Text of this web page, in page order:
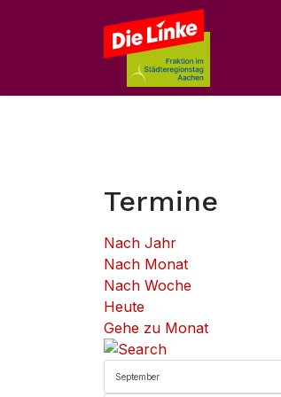
Termine
Nach Jahr
Nach Monat
Nach Woche
Heute
Gehe zu Monat